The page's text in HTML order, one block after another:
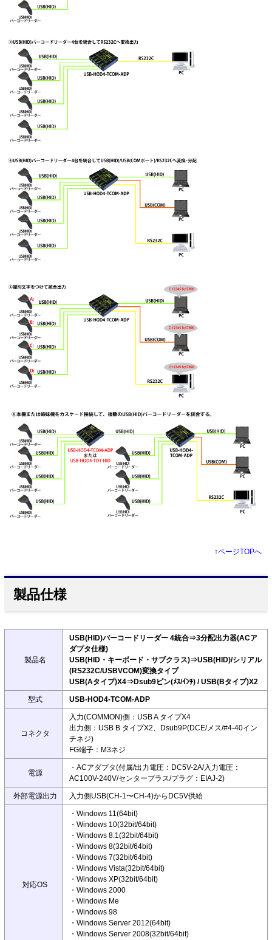
↑ページTOPへ
製品仕様
製品名
USB(HID)バーコードリーダー 4統合⇒3分配出力器(ACア
ダプタ仕様)
USB(HID・キーボード・サブクラス)⇒USB(HID)/シリアル
(RS232C/USBVCOM)変換タイプ
USB(Aタイプ)X4⇒Dsub9ピン(ﾒｽ/ｲﾝﾁ) / USB(Bタイプ)X2
型式 USB-HOD4-TCOM-ADP
コネクタ
入力(COMMON)側：USB A タイプX4
出力側：USB B タイプX2、Dsub9P(DCE/メス/#4-40イン
チネジ)
FG端子：M3ネジ
電源
・ACアダプタ(付属/出力電圧：DC5V-2A/入力電圧：
AC100V-240V/センタープラス/プラグ：EIAJ-2)
外部電源出力 入力側USB(CH-1〜CH-4)からDC5V供給
対応OS
・Windows 11(64bit)
・Windows 10(32bit/64bit)
・Windows 8.1(32bit/64bit)
・Windows 8(32bit/64bit)
・Windows 7(32bit/64bit)
・Windows Vista(32bit/64bit)
・Windows XP(32bit/64bit)
・Windows 2000
・Windows Me
・Windows 98
・Windows Server 2012(64bit)
・Windows Server 2008(32bit/64bit)